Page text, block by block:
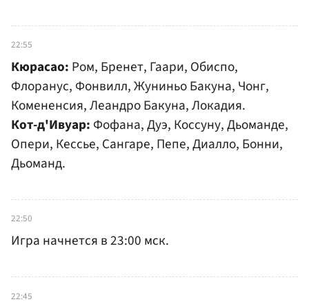
22:55
Кюрасао: Ром, Бренет, Гаари, Обиспо,
Флоранус, Фонвилл, Жуниньо Бакуна, Чонг,
Комененсия, Леандро Бакуна, Локадия.
Кот-д'Ивуар: Фофана, Дуэ, Коссуну, Дьоманде,
Опери, Кессье, Сангаре, Пепе, Диалло, Бонни,
Дьоманд.
22:50
Игра начнется в 23:00 мск.
22:45